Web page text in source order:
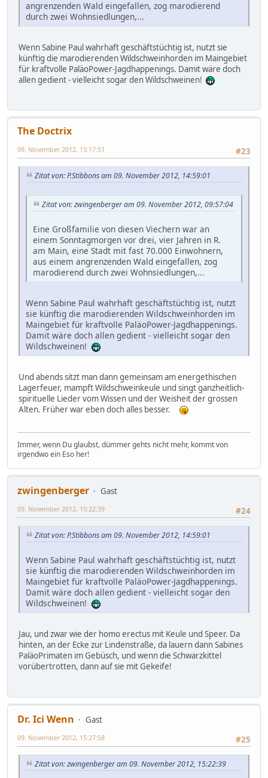
angrenzenden Wald eingefallen, zog marodierend
durch zwei Wohnsiedlungen,...
Wenn Sabine Paul wahrhaft geschäftstüchtig ist, nutzt sie
künftig die marodierenden Wildschweinhorden im Maingebiet
für kraftvolle PaläoPower-Jagdhappenings. Damit wäre doch
allen gedient - vielleicht sogar den Wildschweinen!
The Doctrix
#23
09. November 2012, 15:17:51
Zitat von: P.Stibbons am 09. November 2012, 14:59:01
Zitat von: zwingenberger am 09. November 2012, 09:57:04
Eine Großfamilie von diesen Viechern war an
einem Sonntagmorgen vor drei, vier Jahren in R.
am Main, eine Stadt mit fast 70.000 Einwohnern,
aus einem angrenzenden Wald eingefallen, zog
marodierend durch zwei Wohnsiedlungen,...
Wenn Sabine Paul wahrhaft geschäftstüchtig ist, nutzt
sie künftig die marodierenden Wildschweinhorden im
Maingebiet für kraftvolle PaläoPower-Jagdhappenings.
Damit wäre doch allen gedient - vielleicht sogar den
Wildschweinen!
Und abends sitzt man dann gemeinsam am energethischen
Lagerfeuer, mampft Wildschweinkeule und singt ganzheitlich-
spirituelle Lieder vom Wissen und der Weisheit der grossen
Alten. Früher war eben doch alles besser.
Immer, wenn Du glaubst, dümmer gehts nicht mehr, kommt von
irgendwo ein Eso her!
zwingenberger
Gast
#24
09. November 2012, 15:22:39
Zitat von: P.Stibbons am 09. November 2012, 14:59:01
Wenn Sabine Paul wahrhaft geschäftstüchtig ist, nutzt
sie künftig die marodierenden Wildschweinhorden im
Maingebiet für kraftvolle PaläoPower-Jagdhappenings.
Damit wäre doch allen gedient - vielleicht sogar den
Wildschweinen!
Jau, und zwar wie der homo erectus mit Keule und Speer. Da
hinten, an der Ecke zur Lindenstraße, da lauern dann Sabines
PaläoPrimaten im Gebüsch, und wenn die Schwarzkittel
vorübertrotten, dann auf sie mit Gekeife!
Dr. Ici Wenn
Gast
#25
09. November 2012, 15:27:58
Zitat von: zwingenberger am 09. November 2012, 15:22:39